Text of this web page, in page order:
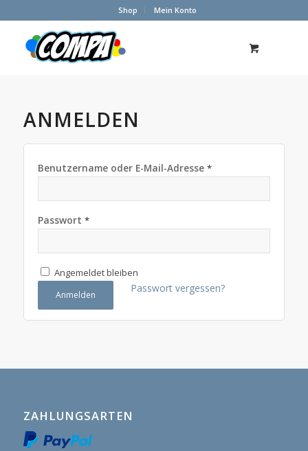
Shop Mein Konto
ANMELDEN
Benutzername oder E-Mail-Adresse *
Passwort *
Angemeldet bleiben
Anmelden
Passwort vergessen?
ZAHLUNGSARTEN